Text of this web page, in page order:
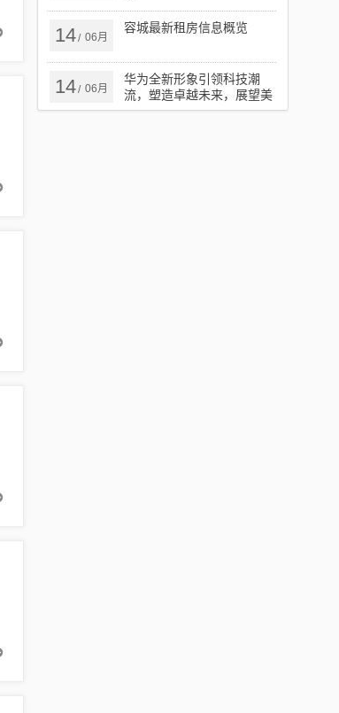
14/ 06月
容城最新租房信息概览
14/ 06月
华为全新形象引领科技潮
流，塑造卓越未来，展望美
好未来